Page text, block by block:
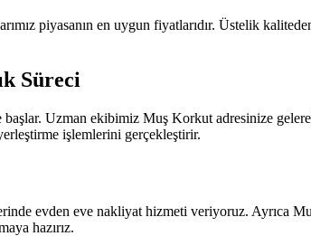
piyasanın en uygun fiyatlarıdır. Üstelik
Süreci
başlar. Uzman ekibimiz Muş Korkut adresinize
işlemlerini gerçekleştirir.
evden eve nakliyat hizmeti veriyoruz. Ayrıca
hazırız.